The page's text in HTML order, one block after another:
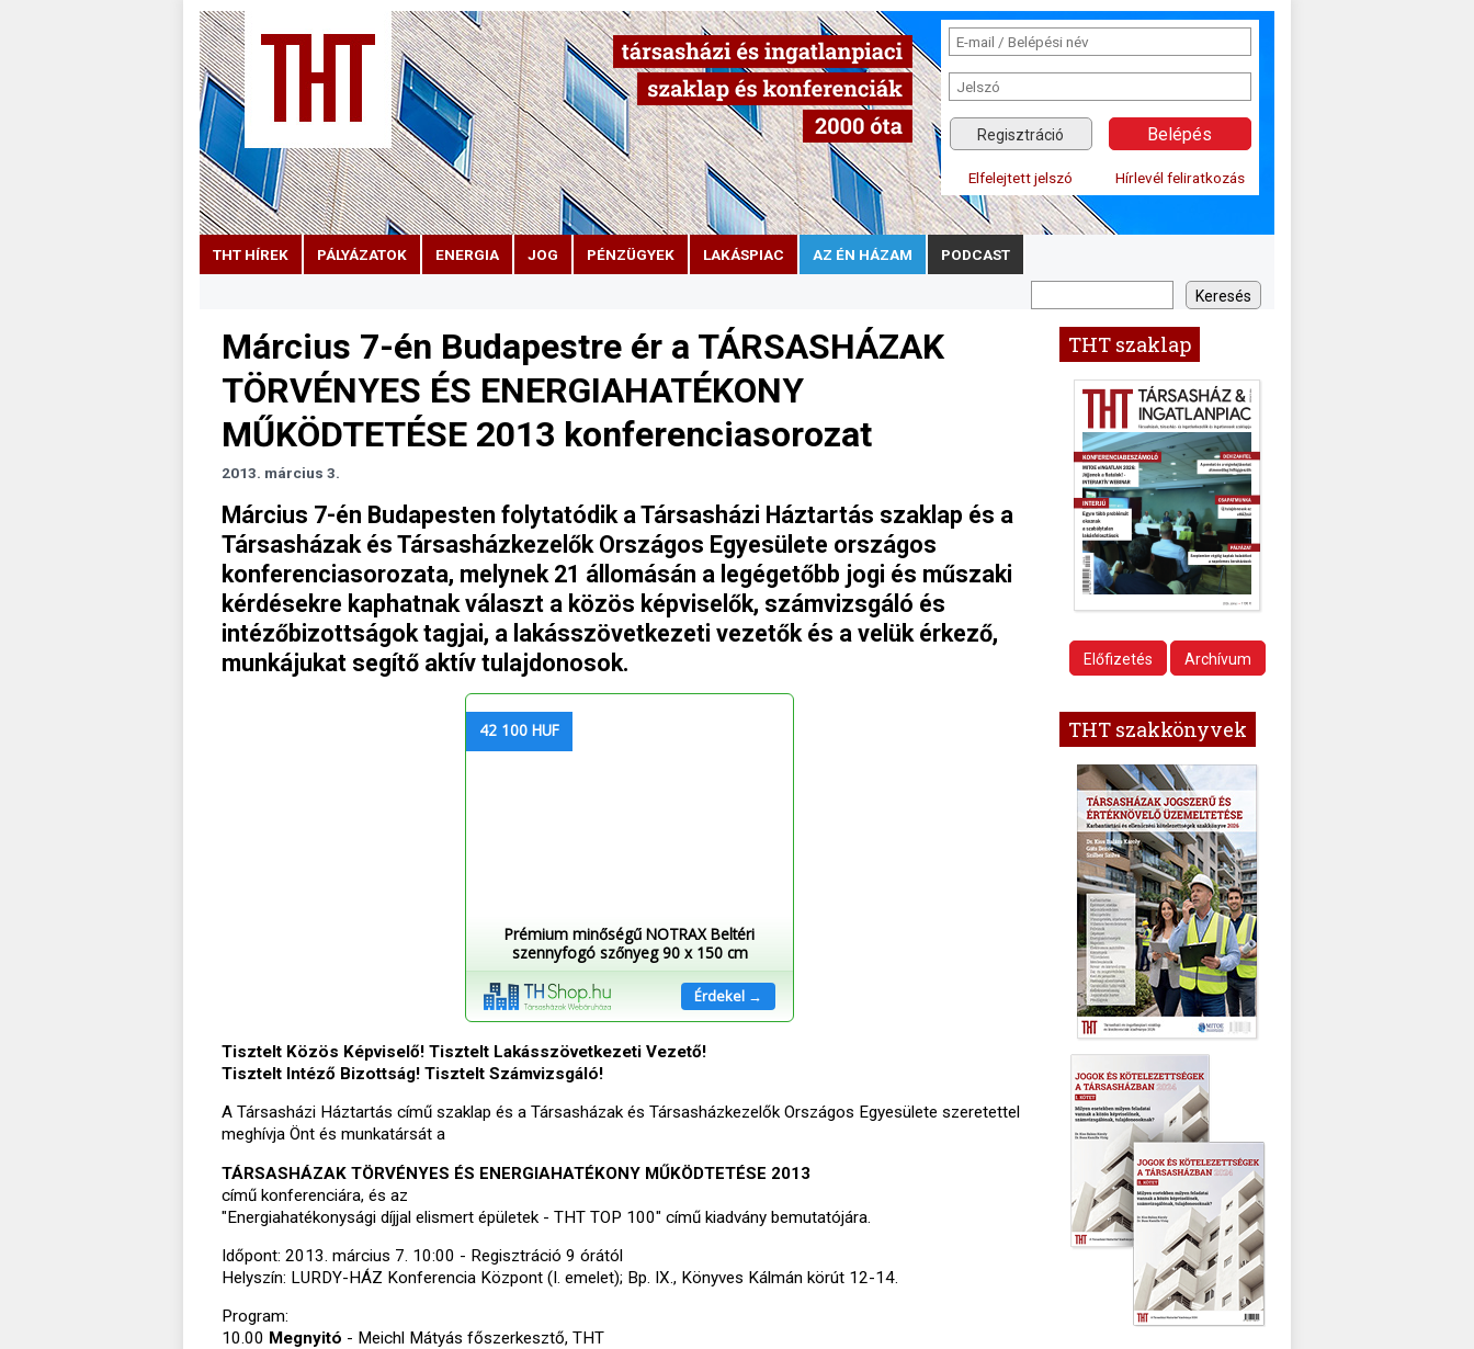
Regisztráció
Elfelejtett jelszó Hírlevél feliratkozás
THT HÍREK PÁLYÁZATOK ENERGIA JOG PÉNZÜGYEK LAKÁSPIAC AZ ÉN HÁZAM PODCAST
Március 7-én Budapestre ér a TÁRSASHÁZAK
TÖRVÉNYES ÉS ENERGIAHATÉKONY
MŰKÖDTETÉSE 2013 konferenciasorozat
2013. március 3.
Március 7-én Budapesten folytatódik a Társasházi Háztartás szaklap és a
Társasházak és Társasházkezelők Országos Egyesülete országos
konferenciasorozata, melynek 21 állomásán a legégetőbb jogi és műszaki
kérdésekre kaphatnak választ a közös képviselők, számvizsgáló és
intézőbizottságok tagjai, a lakásszövetkezeti vezetők és a velük érkező,
munkájukat segítő aktív tulajdonosok.
42 100 HUF
Prémium minőségű NOTRAX Beltéri
szennyfogó szőnyeg 90 x 150 cm
Érdekel →
Tisztelt Közös Képviselő! Tisztelt Lakásszövetkezeti Vezető!
Tisztelt Intéző Bizottság! Tisztelt Számvizsgáló!
A Társasházi Háztartás című szaklap és a Társasházak és Társasházkezelők Országos Egyesülete szeretettel
meghívja Önt és munkatársát a
TÁRSASHÁZAK TÖRVÉNYES ÉS ENERGIAHATÉKONY MŰKÖDTETÉSE 2013
című konferenciára, és az
"Energiahatékonysági díjjal elismert épületek - THT TOP 100" című kiadvány bemutatójára.
Időpont: 2013. március 7. 10:00 - Regisztráció 9 órától
Helyszín: LURDY-HÁZ Konferencia Központ (I. emelet); Bp. IX., Könyves Kálmán körút 12-14.
Program:
10.00 Megnyitó - Meichl Mátyás főszerkesztő, THT
THT szaklap
Előfizetés Archívum
THT szakkönyvek